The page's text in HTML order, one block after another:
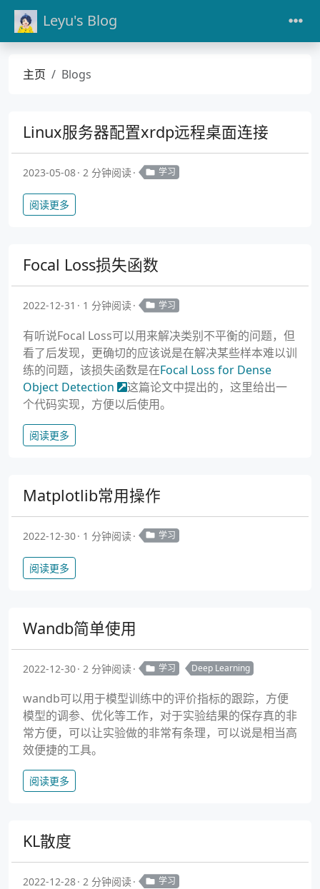
Leyu's Blog
主页 Blogs
Linux服务器配置xrdp远程桌面连接
2023-05-08 2 分钟阅读 学习
阅读更多
Focal Loss损失函数
2022-12-31 1 分钟阅读 学习
有听说Focal Loss可以用来解决类别不平衡的问题，但
看了后发现，更确切的应该说是在解决某些样本难以训
练的问题，该损失函数是在Focal Loss for Dense
Object Detection
这篇论文中提出的，这里给出一
个代码实现，方便以后使用。
阅读更多
Matplotlib常用操作
2022-12-30 1 分钟阅读 学习
阅读更多
Wandb简单使用
2022-12-30 2 分钟阅读 学习 Deep Learning
wandb可以用于模型训练中的评价指标的跟踪，方便
模型的调参、优化等工作，对于实验结果的保存真的非
常方便，可以让实验做的非常有条理，可以说是相当高
效便捷的工具。
阅读更多
KL散度
2022-12-28 2 分钟阅读 学习